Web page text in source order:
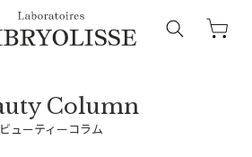
ビューティーコラム